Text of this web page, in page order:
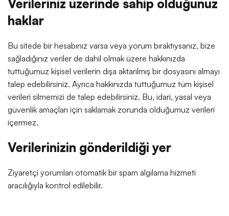
Verileriniz üzerinde sahip olduğunuz
haklar
Bu sitede bir hesabınız varsa veya yorum bıraktıysanız, bize
sağladığınız veriler de dahil olmak üzere hakkınızda
tuttuğumuz kişisel verilerin dışa aktarılmış bir dosyasını almayı
talep edebilirsiniz. Ayrıca hakkınızda tuttuğumuz tüm kişisel
verileri silmemizi de talep edebilirsiniz. Bu, idari, yasal veya
güvenlik amaçları için saklamak zorunda olduğumuz verileri
içermez.
Verilerinizin gönderildiği yer
Ziyaretçi yorumları otomatik bir spam algılama hizmeti
aracılığıyla kontrol edilebilir.